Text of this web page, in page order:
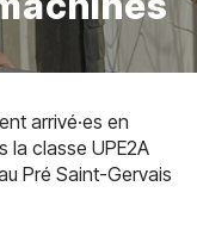
arrivé·es en
la classe UPE2A
Pré Saint-Gervais